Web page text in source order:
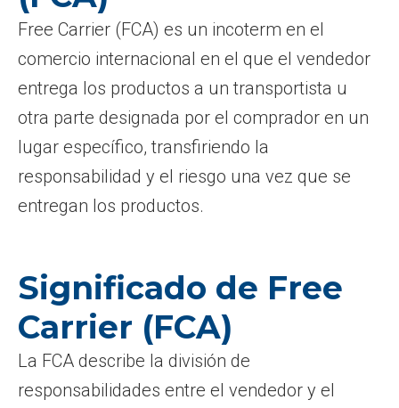
Free Carrier (FCA) es un incoterm en el
comercio internacional en el que el vendedor
entrega los productos a un transportista u
otra parte designada por el comprador en un
lugar específico, transfiriendo la
responsabilidad y el riesgo una vez que se
entregan los productos.
Significado de Free
Carrier (FCA)
La FCA describe la división de
responsabilidades entre el vendedor y el